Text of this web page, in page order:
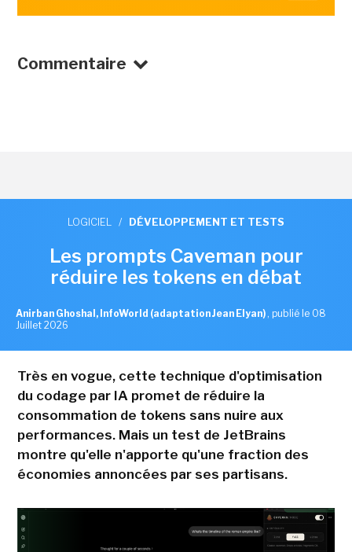
Commentaire
LOGICIEL / DÉVELOPPEMENT ET TESTS
Les prompts Caveman pour
réduire les tokens en débat
Anirban Ghoshal, InfoWorld (adaptation Jean Elyan) , publié le 08
Juillet 2026
Très en vogue, cette technique d'optimisation
du codage par IA promet de réduire la
consommation de tokens sans nuire aux
performances. Mais un test de JetBrains
montre qu'elle n'apporte qu'une fraction des
économies annoncées par ses partisans.